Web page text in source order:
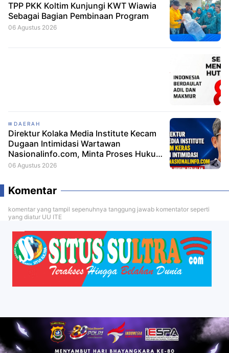
TPP PKK Koltim Kunjungi KWT Wiawia
Sebagai Bagian Pembinaan Program
06 Agustus 2026
DAERAH
Direktur Kolaka Media Institute Kecam
Dugaan Intimidasi Wartawan
Nasionalinfo.com, Minta Proses Hukum
Berjalan
06 Agustus 2026
Komentar
komentar yang tampil sepenuhnya tanggung jawab komentator seperti
yang diatur UU ITE